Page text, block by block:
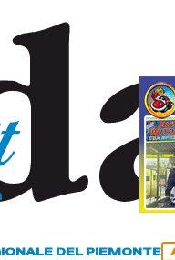
DEL PIEMONTE